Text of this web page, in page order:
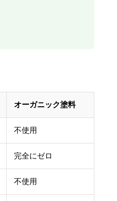
オーガニック塗料
不使用
完全にゼロ
不使用